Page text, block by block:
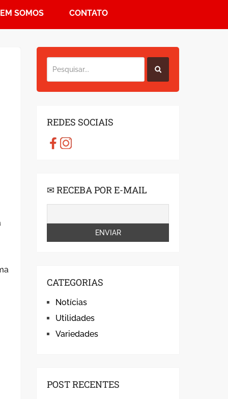
SOMOS CONTATO
REDES SOCIAIS
✉ RECEBA POR E-MAIL
CATEGORIAS
Notícias
Utilidades
Variedades
POST RECENTES